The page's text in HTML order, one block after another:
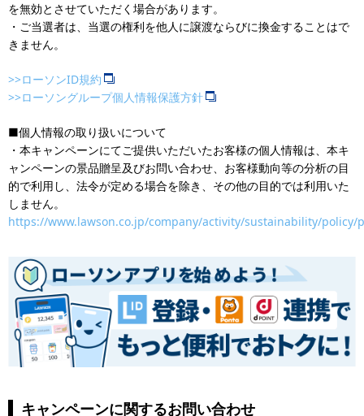
を無効とさせていただく場合があります。
・ご当選者は、当選の権利を他人に譲渡ならびに換金することはで
きません。
>>ローソンID規約
>>ローソングループ個人情報保護方針
■個人情報の取り扱いについて
・本キャンペーンにてご提供いただいたお客様の個人情報は、本キ
ャンペーンの景品贈呈及びお問い合わせ、お客様動向等の分析の目
的で利用し、法令が定める場合を除き、その他の目的では利用いた
しません。
https://www.lawson.co.jp/company/activity/sustainability/policy/
キャンペーンに関するお問い合わせ